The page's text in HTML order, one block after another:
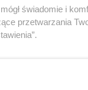
staży i
i
świadomie i
przetwarzania